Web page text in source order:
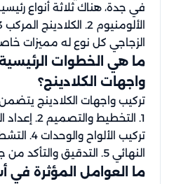
الزجاجي كل نوع له مميزات
ما هي الخطوات
واجهات الكلادينج؟
تركيب واجهات الكلادينج يتضمن
تركيب
النهائي 5. التدقيق والتأكد من جودة التركيب
ما العوامل المؤثرة في